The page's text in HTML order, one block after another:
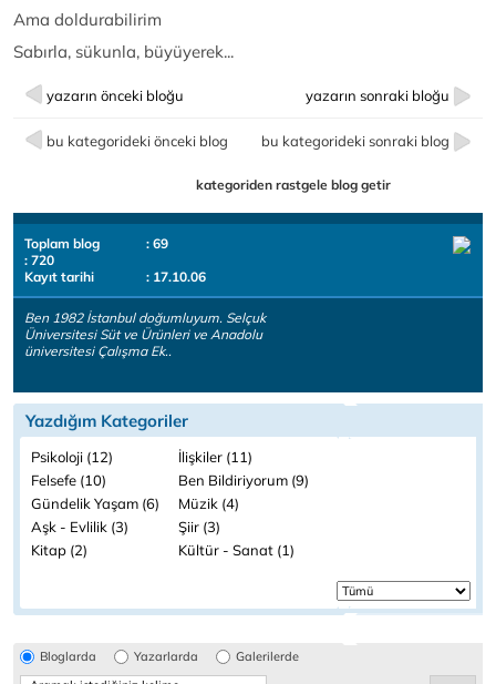
Ama doldurabilirim
Sabırla, sükunla, büyüyerek...
yazarın önceki bloğu yazarın sonraki bloğu
bu kategorideki önceki blog bu kategorideki sonraki blog
kategoriden rastgele blog getir
Toplam blog
: 69
: 720
Kayıt tarihi
: 17.10.06
Ben 1982 İstanbul doğumluyum. Selçuk
Üniversitesi Süt ve Ürünleri ve Anadolu
üniversitesi Çalışma Ek..
Yazdığım Kategoriler
Psikoloji (12)
İlişkiler (11)
Felsefe (10)
Ben Bildiriyorum (9)
Gündelik Yaşam (6)
Müzik (4)
Aşk - Evlilik (3)
Şiir (3)
Kitap (2)
Kültür - Sanat (1)
Bloglarda Yazarlarda Galerilerde